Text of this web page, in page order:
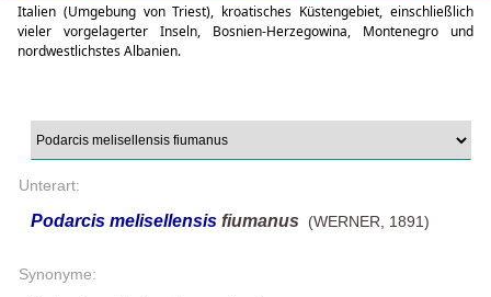
Italien (Umgebung von Triest), kroatisches Küstengebiet, einschließlich
vieler vorgelagerter Inseln, Bosnien-Herzegowina, Montenegro und
nordwestlichstes Albanien.
Unterart:
Podarcis melisellensis fiumanus (WERNER, 1891)
Synonyme: